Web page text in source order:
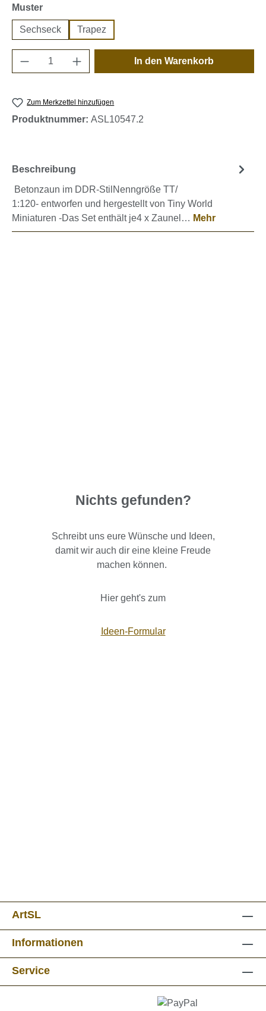
Musterauswählen
Sechseck Trapez
Produkt Anzahl: Gib den gewünschten
In den Warenkorb
Zum Merkzettel hinzufügen
Produktnummer: ASL10547.2
Beschreibung
Betonzaun im DDR-StilNenngröße TT/
1:120- entworfen und hergestellt von Tiny World
Miniaturen -Das Set enthält je4 x Zaunel… Mehr
Nichts gefunden?
Schreibt uns eure Wünsche und Ideen,
damit wir auch dir eine kleine Freude
machen können.
Hier geht's zum
Ideen-Formular
ArtSL
Informationen
Service